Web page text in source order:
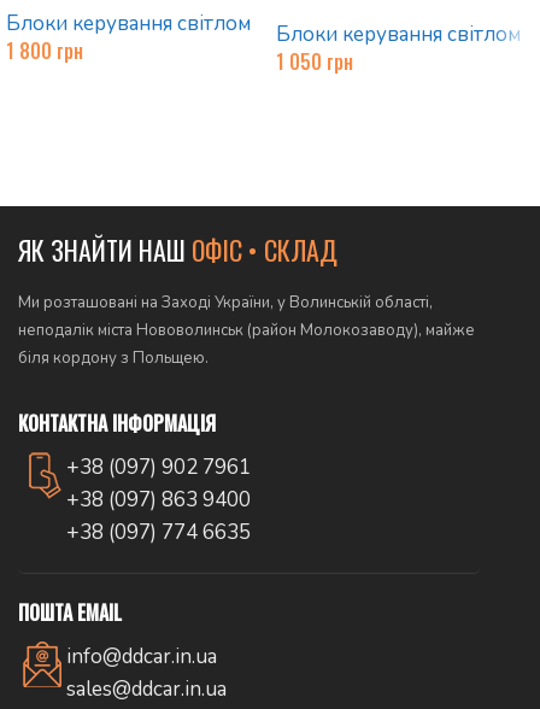
Блоки керування світлом
1 800 грн
Блоки керування світлом
1 050 грн
ЯК ЗНАЙТИ НАШ ОФІС • СКЛАД
Ми розташовані на Заході України, у Волинській області,
неподалік міста Нововолинськ (район Молокозаводу), майже
біля кордону з Польщею.
КОНТАКТНА ІНФОРМАЦІЯ
+38 (097) 902 7961
+38 (097) 863 9400
+38 (097) 774 6635
ПОШТА EMAIL
info@ddcar.in.ua
sales@ddcar.in.ua